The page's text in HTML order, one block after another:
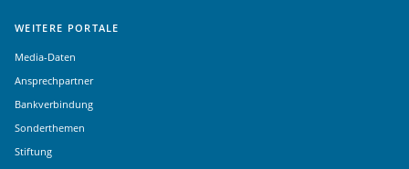
WEITERE PORTALE
Media-Daten
Ansprechpartner
Bankverbindung
Sonderthemen
Stiftung